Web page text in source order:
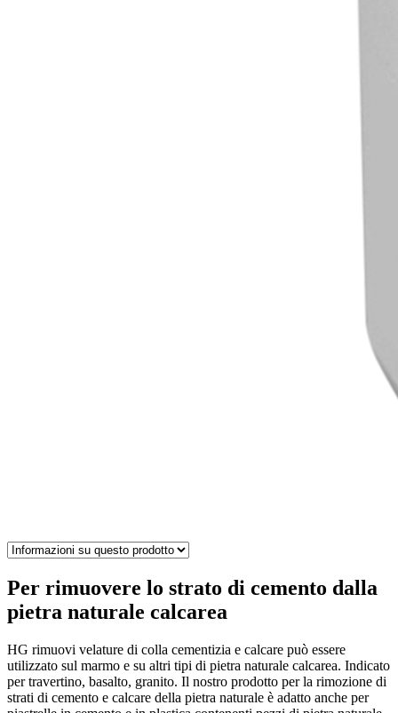
Per rimuovere lo strato di cemento dalla
pietra naturale calcarea
HG rimuovi velature di colla cementizia e calcare può essere
utilizzato sul marmo e su altri tipi di pietra naturale calcarea. Indicato
per travertino, basalto, granito. Il nostro prodotto per la rimozione di
strati di cemento e calcare della pietra naturale è adatto anche per